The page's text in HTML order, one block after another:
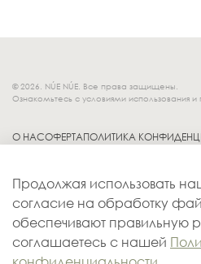
© 2026. NÚE NÚE. Все права защищены.
Ознакомьтесь с условиями использования
О НАСОФЕРТАПОЛИТИКА
ДОСТАВКА
КОНТАКТЫ
ОПЛАТА
Продолжая использовать
согласие на обработку
обеспечивают правильную
соглашаетесь с нашей